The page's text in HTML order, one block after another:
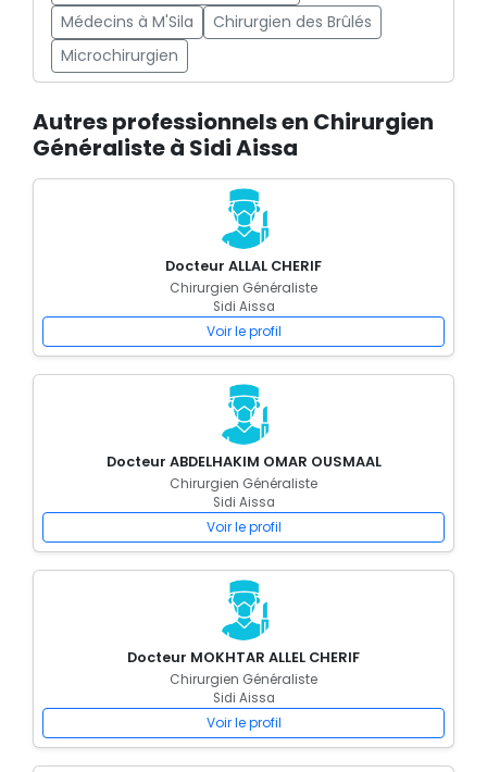
Médecins à M'Sila
Chirurgien des Brûlés
Microchirurgien
Autres professionnels en Chirurgien
Généraliste à Sidi Aissa
Docteur ALLAL CHERIF
Chirurgien Généraliste
Sidi Aissa
Voir le profil
Docteur ABDELHAKIM OMAR OUSMAAL
Chirurgien Généraliste
Sidi Aissa
Voir le profil
Docteur MOKHTAR ALLEL CHERIF
Chirurgien Généraliste
Sidi Aissa
Voir le profil